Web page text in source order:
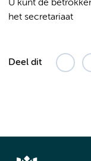
U kunt de
het secretariaat
Deel dit